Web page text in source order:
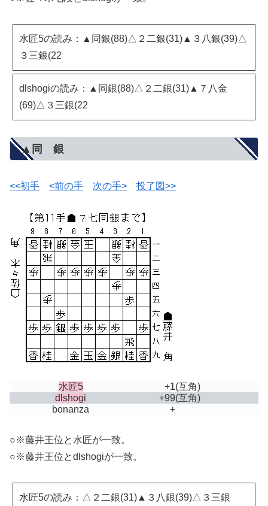
水匠5の読み：▲同銀(88)△２二銀(31)▲３八銀(39)△
３三銀(22
dlshogiの読み：▲同銀(88)△２二銀(31)▲７八金
(69)△３三銀(22
▲同 銀
<<初手 <前の手 次の手> 投了図>>
水匠5 +1(互角)
dlshogi
+99(互角)
bonanza
+
○※藤井王位と水匠が一致。
○※藤井王位とdlshogiが一致。
水匠5の読み：△２二銀(31)▲３八銀(39)△３三銀